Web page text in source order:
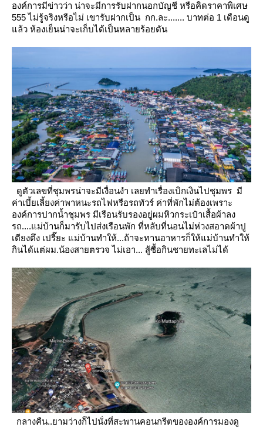
องค์การมีข่าวว่า น่าจะมีการรับฝากนอกบัญชี หรือคิดราคาพิเศษ
555 ไม่รู้จริงหรือไม่ เขารับฝากเป็น กก.ละ....... บาทต่อ 1 เดือนดู
ล้ว ห้องเย็นน่าจะเก็บได้เป็นหลายร้อยตัน
ดูตัวเลขที่ชุมพรน่าจะมีเงื่อนงำ เลยทำเรื่องเบิกเงินไปชุมพร มี
ค่าเบี้ยเลี้ยงค่าพาหนะรถไฟหรือรถทัวร์ ค่าที่พักไม่ต้องเพราะ
องค์การปากน้ำชุมพร มีเรือนรับรองอยู่ผมหิวกระเป๋าเสื้อผ้าลง
รถ....แม่บ้านก็มารับไปส่งเรือนพัก ที่หลับที่นอนไม่ห่วงสอาดผ้าปู
เตียงตึง เปรี๊ยะ แม่บ้านทำให้...ถ้าจะทานอาหารก็ให้แม่บ้านทำให้
กินได้แต่ผม.น้องสายตรวจ ไม่เอา... สู้ซื้อกินชายทะเลไม่ได้
กลางคืน..ยามว่างก็ไปนั่งที่สะพานคอนกรีตขององค์การมองดู